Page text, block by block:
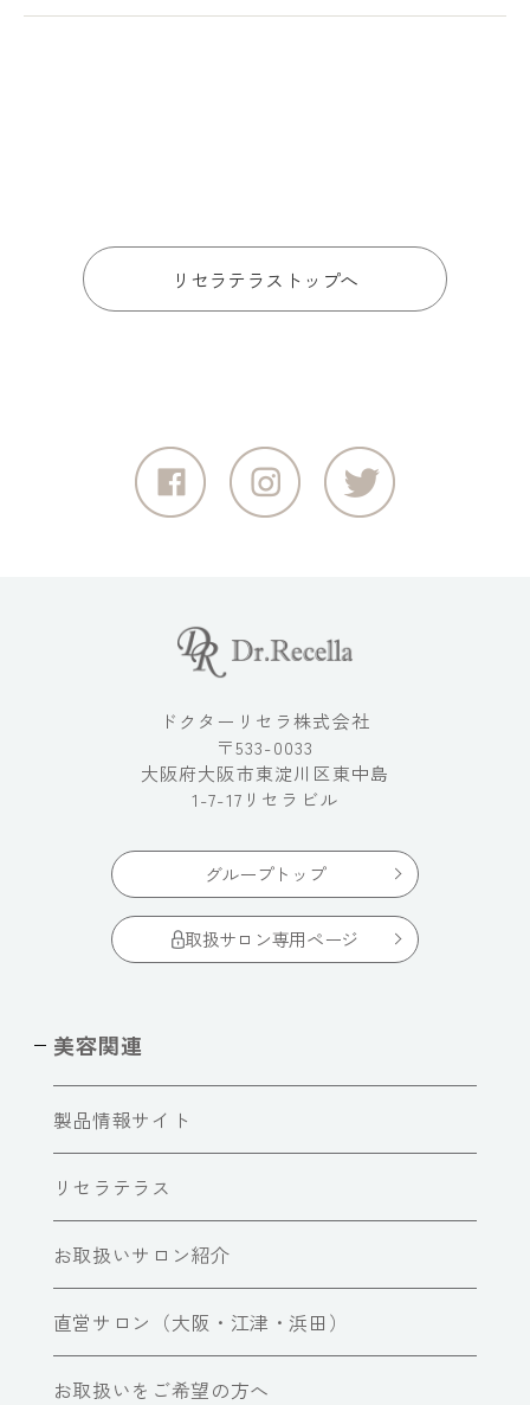
リセラテラストップへ
ドクターリセラ株式会社
〒533-0033
大阪府大阪市東淀川区東中島
1-7-17リセラビル
グループトップ
取扱サロン専用ページ
美容関連
製品情報サイト
リセラテラス
お取扱いサロン紹介
直営サロン（大阪・江津・浜田）
お取扱いをご希望の方へ